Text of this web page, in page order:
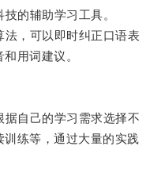
的辅助学习工具。
，可以即时纠正口语表
用词建议。
自己的学习需求选择不
练等，通过大量的实践